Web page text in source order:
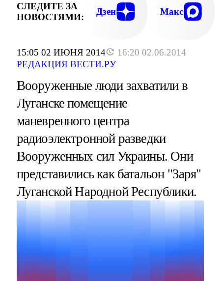
15:05 02 ИЮНЯ 2014
16:20 02.06.2014
РЕДАКЦИЯ ВЕСТИ.РУ
СЛЕДИТЕ ЗА
НОВОСТЯМИ:
Дзен Макс
Вооруженные люди захватили в
Луганске помещение
маневренного центра
радиоэлектронной разведки
Вооруженных сил Украины. Они
представились как батальон "Заря"
Луганской Народной Республики.